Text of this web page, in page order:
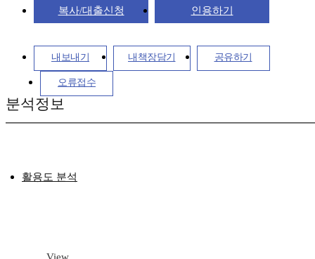
복사/대출신청 인용하기
내보내기 내책장담기 공유하기
오류접수
분석정보
활용도 분석